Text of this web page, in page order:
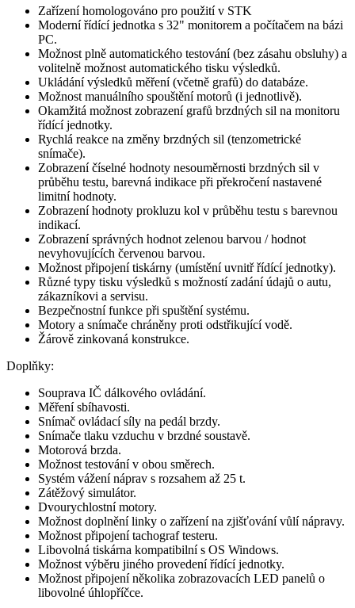
Zařízení homologováno pro použití v STK
Moderní řídící jednotka s 32" monitorem a počítačem na bázi
PC.
Možnost plně automatického testování (bez zásahu obsluhy) a
volitelně možnost automatického tisku výsledků.
Ukládání výsledků měření (včetně grafů) do databáze.
Možnost manuálního spouštění motorů (i jednotlivě).
Okamžitá možnost zobrazení grafů brzdných sil na monitoru
řídící jednotky.
Rychlá reakce na změny brzdných sil (tenzometrické
snímače).
Zobrazení číselné hodnoty nesouměrnosti brzdných sil v
průběhu testu, barevná indikace při překročení nastavené
limitní hodnoty.
Zobrazení hodnoty prokluzu kol v průběhu testu s barevnou
indikací.
Zobrazení správných hodnot zelenou barvou / hodnot
nevyhovujících červenou barvou.
Možnost připojení tiskárny (umístění uvnitř řídící jednotky).
Různé typy tisku výsledků s možností zadání údajů o autu,
zákazníkovi a servisu.
Bezpečnostní funkce při spuštění systému.
Motory a snímače chráněny proti odstřikující vodě.
Žárově zinkovaná konstrukce.
Doplňky:
Souprava IČ dálkového ovládání.
Měření sbíhavosti.
Snímač ovládací síly na pedál brzdy.
Snímače tlaku vzduchu v brzdné soustavě.
Motorová brzda.
Možnost testování v obou směrech.
Systém vážení náprav s rozsahem až 25 t.
Zátěžový simulátor.
Dvourychlostní motory.
Možnost doplnění linky o zařízení na zjišťování vůlí nápravy.
Možnost připojení tachograf testeru.
Libovolná tiskárna kompatibilní s OS Windows.
Možnost výběru jiného provedení řídící jednotky.
Možnost připojení několika zobrazovacích LED panelů o
libovolné úhlopříčce.